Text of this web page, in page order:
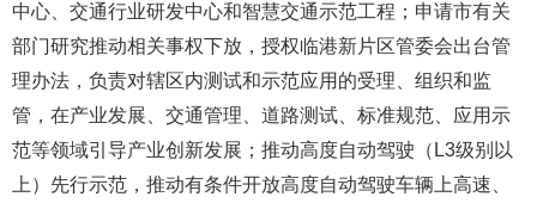
中心、交通行业研发中心和智慧交通示范工程；申请市有关
部门研究推动相关事权下放，授权临港新片区管委会出台管
理办法，负责对辖区内测试和示范应用的受理、组织和监
管，在产业发展、交通管理、道路测试、标准规范、应用示
范等领域引导产业创新发展；推动高度自动驾驶（L3级别以
上）先行示范，推动有条件开放高度自动驾驶车辆上高速、